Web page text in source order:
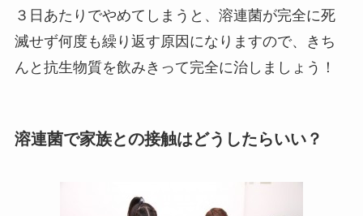
３日あたりでやめてしまうと、溶連菌が完全に死
滅せず何度も繰り返す原因になりますので、きち
んと抗生物質を飲みきって完全に治しましょう！
溶連菌で家族との接触はどうしたらいい？